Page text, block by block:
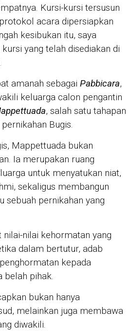
Kursi-kursi tersusun
acara dipersiapkan
kesibukan itu, saya
yang telah disediakan di
amanah sebagai Pabbicara,
keluarga calon pengantin
, salah satu tahapan
Bugis.
Mappettuada bukan
Ia merupakan ruang
untuk menyatukan niat,
sekaligus membangun
sebuah pernikahan yang
nilai kehormatan yang
dalam bertutur, adab
kepada
belah pihak.
bukan hanya
melainkan juga membawa
diwakili.